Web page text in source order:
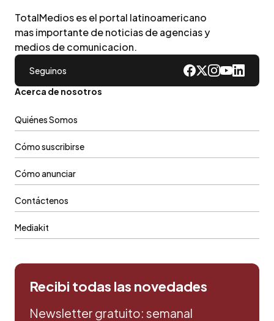
TotalMedios es el portal latinoamericano
mas importante de noticias de agencias y
medios de comunicacion.
Seguinos
Acerca de nosotros
Quiénes Somos
Cómo suscribirse
Cómo anunciar
Contáctenos
Mediakit
Recibi todas las novedades
Newsletter gratuito: semanal